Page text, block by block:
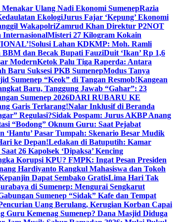
Ulang Nadi Ekonomi SumenepRazia
EkologiJurus Fajar ‘Kepung’ Ekonomi
WakapolriZamrud Khan Direktur P2NOT
InternasionalMisteri 27 Kilogram Kokain
Solusi Lahan KDKMP: Moh. Ramli
BBM dan Becak Bupati FauziDuit ‘Ikan’ Rp 1,6
ModernKetok Palu Tiga Raperda: Antara
Baru Suksesi PKB SumenepModus Tanya
Sumenep “Keok” di Tangan Resmob!Kangean
Baru, Tanggung Jawab “Gahar”: 23
Sumenep 2026DARI RUBARU KE
Garis Terlarang!Nalar Inklusif di Beranda
Regulasi?Sidak Pospam: Jurus AKBP Anang
“Bodong” Oknum Guru: Saat Pejabat
‘Hantu’ Pasar Tumpah: Skenario Besar Mudik
ke Depan!Ledakan di Batuputih: Kamar
26 Kapolsek ‘Dipaksa’ Kencing
Korupsi KPU? FMPK: Ingat Pesan Presiden
Hardiyanto Rangkul Mahasiswa dan Tokoh
Dapat Sembako GratisLima Hari Tak
di Sumenep: Mengurai Sengkarut
Sumenep “Sidak” Kafe dan Tempat
Uang Berulang, Kerugian Korban Capai
Guru Kemenag Sumenep? Dana Masjid Diduga